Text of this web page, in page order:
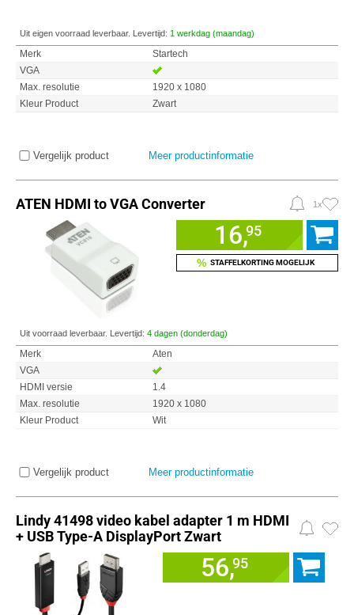
Uit eigen voorraad leverbaar. Levertijd: 1 werkdag (maandag)
Merk
Startech
VGA
Max. resolutie
1920 x 1080
Kleur Product
Zwart
Vergelijk product Meer productinformatie
ATEN HDMI to VGA Converter 1x
16,95
% STAFFELKORTING MOGELIJK
Uit voorraad leverbaar. Levertijd: 4 dagen (donderdag)
Merk
Aten
VGA
HDMI versie
1.4
Max. resolutie
1920 x 1080
Kleur Product
Wit
Vergelijk product Meer productinformatie
Lindy 41498 video kabel adapter 1 m HDMI
+ USB Type-A DisplayPort Zwart
56,95